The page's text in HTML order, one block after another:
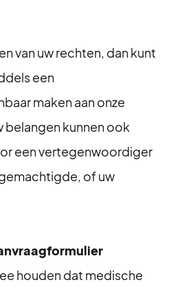
van uw rechten, dan kunt
een
maken aan onze
belangen kunnen ook
een vertegenwoordiger
of uw
houden dat medische